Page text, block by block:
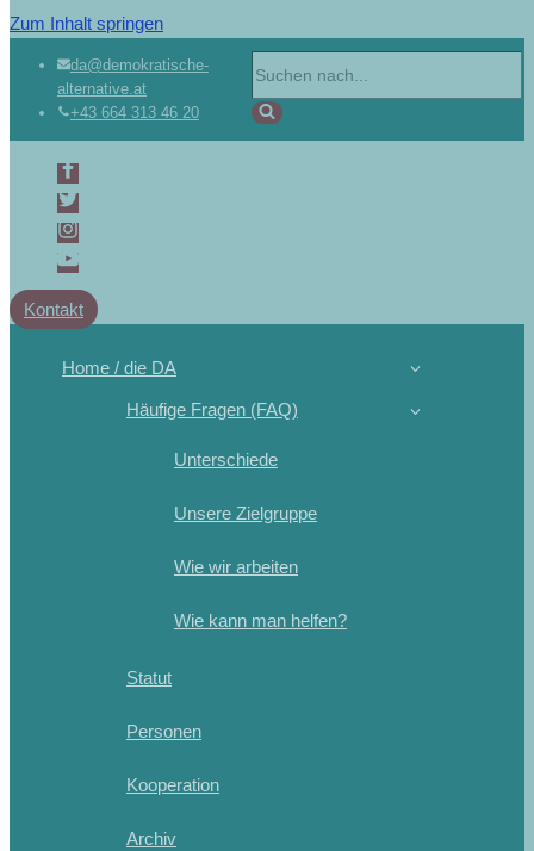
Zum Inhalt springen
da@demokratische-
alternative.at
+43 664 313 46 20
Kontakt
Home / die DA
Häufige Fragen (FAQ)
Unterschiede
Unsere Zielgruppe
Wie wir arbeiten
Wie kann man helfen?
Statut
Personen
Kooperation
Archiv